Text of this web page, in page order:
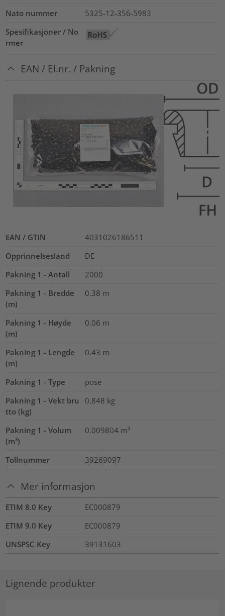
Nato nummer
5325-12-356-5983
Spesifikasjoner / No
rmer
EAN / El.nr. / Pakning
EAN / GTIN
4031026186511
Opprinnelsesland
DE
Pakning 1 - Antall
2000
Pakning 1 - Bredde
(m)
0.38 m
Pakning 1 - Høyde
(m)
0.06 m
Pakning 1 - Lengde
(m)
0.43 m
Pakning 1 - Type
pose
Pakning 1 - Vekt bru
tto (kg)
0.848 kg
Pakning 1 - Volum
(m³)
0.009804 m³
Tollnummer 39269097
Mer informasjon
ETIM 8.0 Key
EC000879
ETIM 9.0 Key
EC000879
UNSPSC Key
39131603
Lignende produkter